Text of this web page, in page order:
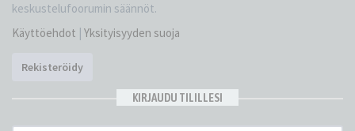
keskustelufoorumin säännöt.
Käyttöehdot | Yksityisyyden suoja
Rekisteröidy
KIRJAUDU TILILLESI